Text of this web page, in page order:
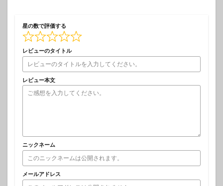
星の数で評価する
レビューのタイトル
レビュー本文
ニックネーム
メールアドレス